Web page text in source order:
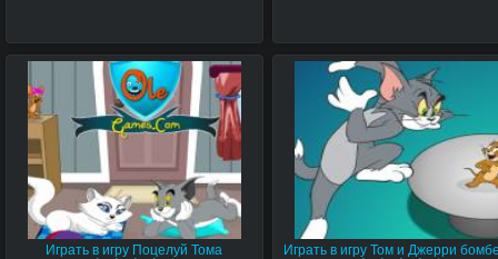
Играть в игру Поцелуй Тома Играть в игру Том и Джерри